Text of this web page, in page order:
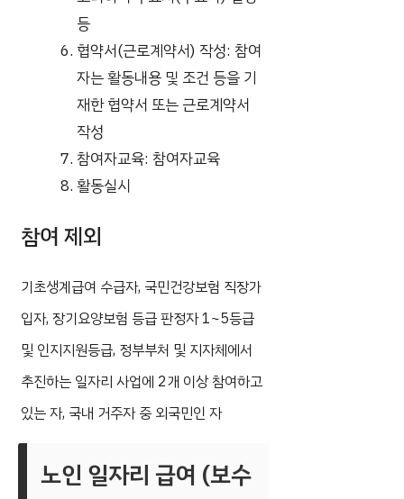
등
협약서(근로계약서) 작성: 참여
자는 활동내용 및 조건 등을 기
재한 협약서 또는 근로계약서
작성
참여자교육: 참여자교육
활동실시
참여 제외
기초생계급여 수급자, 국민건강보험 직장가
입자, 장기요양보험 등급 판정자 1~5등급
및 인지지원등급, 정부부처 및 지자체에서
추진하는 일자리 사업에 2개 이상 참여하고
있는 자, 국내 거주자 중 외국민인 자
노인 일자리 급여 (보수